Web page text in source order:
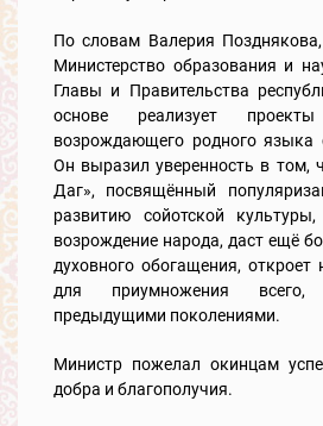
По словам Валерия
Министерство образования и
Главы и Правительства
основе реализует
возрождающего родного языка
Он выразил уверенность в том,
Даг», посвящённый
развитию сойотской
возрождение народа, даст ещё
духовного обогащения, откроет
для приумножения всего,
предыдущими поколениями.
Министр пожелал окинцам
добра и благополучия.